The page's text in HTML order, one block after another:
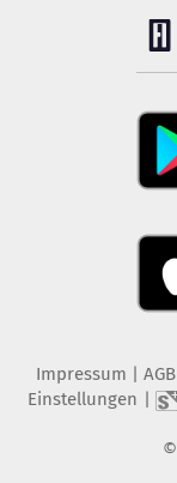
Impressum AGB
Einstellungen
©